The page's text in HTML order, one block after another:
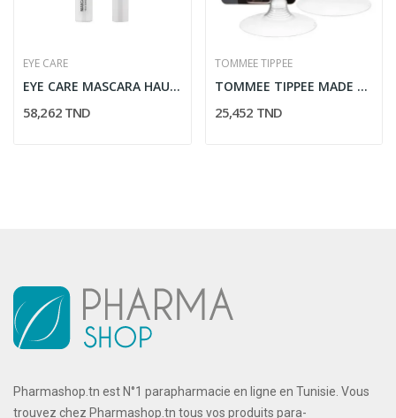
EYE CARE
EYE CARE MASCARA HAUTE TOLERANCE 9G
58,262 TND
TOMMEE TIPPEE
TOMMEE TIPPEE MADE FOR ME PROTEGE MAMELONS *2
25,452 TND
Pharmashop.tn est N°1 parapharmacie en ligne en Tunisie. Vous
trouvez chez Pharmashop.tn tous vos produits para-